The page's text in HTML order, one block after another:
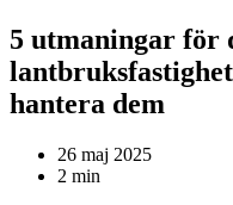
5 utmaningar för
hantera dem
26 maj 2025
2 min